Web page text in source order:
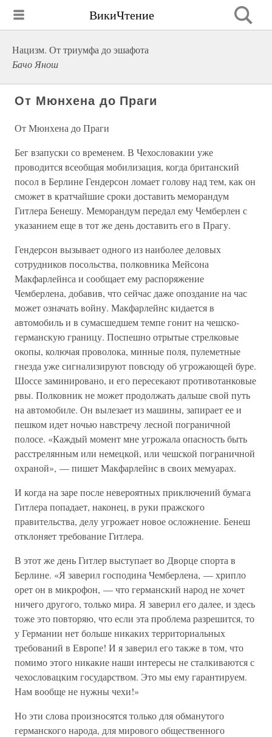
ВикиЧтение
Нацизм. От триумфа до эшафота
Бачо Янош
От Мюнхена до Праги
От Мюнхена до Праги
Бег взапуски со временем. В Чехословакии уже
проводится всеобщая мобилизация, когда британский
посол в Берлине Гендерсон ломает голову над тем, как он
сможет в кратчайшие сроки доставить меморандум
Гитлера Бенешу. Меморандум передал ему Чемберлен с
указанием еще в тот же день доставить его в Прагу.
Гендерсон вызывает одного из наиболее деловых
сотрудников посольства, полковника Мейсона
Макфарлейнса и сообщает ему распоряжение
Чемберлена, добавив, что сейчас даже опоздание на час
может означать войну. Макфарлейнс кидается в
автомобиль и в сумасшедшем темпе гонит на чешско-
германскую границу. Поспешно отрытые стрелковые
окопы, колючая проволока, минные поля, пулеметные
гнезда уже сигнализируют повсюду об угрожающей буре.
Шоссе заминировано, и его пересекают противотанковые
рвы. Полковник не может продолжать дальше свой путь
на автомобиле. Он вылезает из машины, запирает ее и
пешком идет ночью навстречу лесной пограничной
полосе. «Каждый момент мне угрожала опасность быть
расстрелянным или немецкой, или чешской пограничной
охраной», — пишет Макфарлейнс в своих мемуарах.
И когда на заре после невероятных приключений бумага
Гитлера попадает, наконец, в руки пражского
правительства, делу угрожает новое осложнение. Бенеш
отклоняет требование Гитлера.
В этот же день Гитлер выступает во Дворце спорта в
Берлине. «Я заверил господина Чемберлена, — хрипло
орет он в микрофон, — что германский народ не хочет
ничего другого, только мира. Я заверил его далее, и здесь
тоже это повторяю, что если эта проблема разрешится, то
у Германии нет больше никаких территориальных
требований в Европе! И я заверил его также в том, что
помимо этого никакие наши интересы не сталкиваются с
чехословацким государством. Это мы ему гарантируем.
Нам вообще не нужны чехи!»
Но эти слова произносятся только для обманутого
германского народа, для мирового общественного